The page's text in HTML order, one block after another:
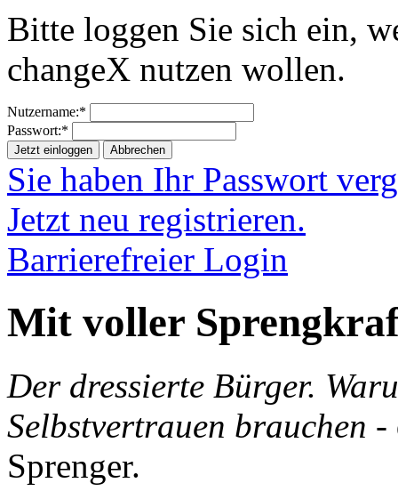
Bitte loggen Sie sich ein,
changeX nutzen wollen.
Nutzername:*
Passwort:*
Jetzt einloggen Abbrechen
Sie haben Ihr Passwort
Jetzt neu registrieren.
Barrierefreier Login
Mit voller
Der dressierte Bürger.
Selbstvertrauen brauchen -
Sprenger.